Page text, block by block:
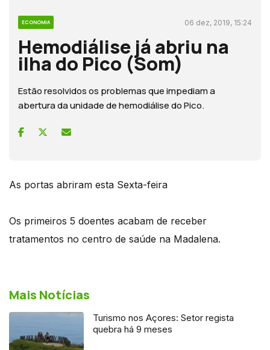
ECONOMIA 06 dez, 2019, 15:24
Hemodiálise já abriu na
ilha do Pico (Som)
Estão resolvidos os problemas que impediam a
abertura da unidade de hemodiálise do Pico.
As portas abriram esta Sexta-feira
Os primeiros 5 doentes acabam de receber
tratamentos no centro de saúde na Madalena.
Mais Notícias
Turismo nos Açores: Setor regista
quebra há 9 meses